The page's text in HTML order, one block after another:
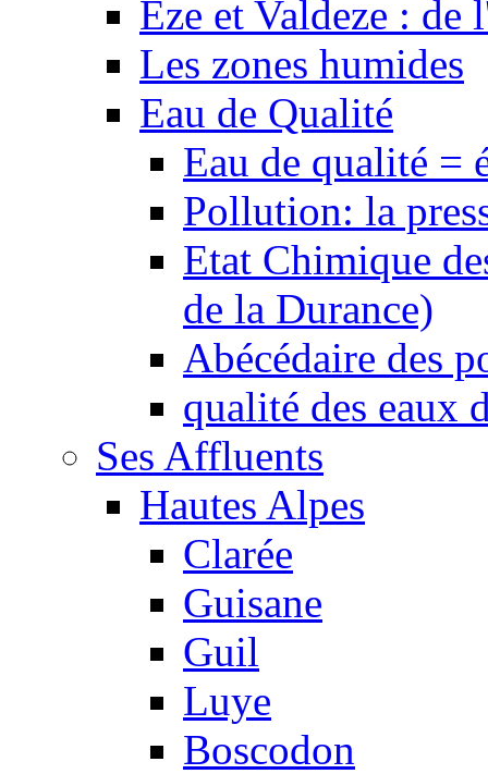
Eze et Valdeze : de
Les zones humides
Eau de Qualité
Eau de qualité =
Pollution: la
Etat Chimique
de la Durance)
Abécédaire des
qualité des eaux
Ses Affluents
Hautes Alpes
Clarée
Guisane
Guil
Luye
Boscodon